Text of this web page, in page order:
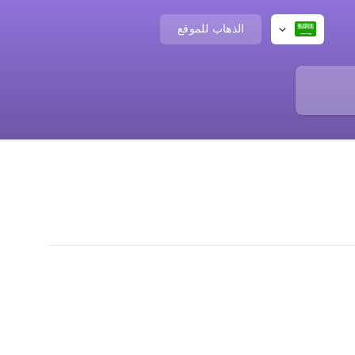
الذهاب للموقع